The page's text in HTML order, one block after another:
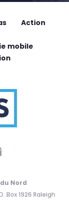
Action
mobile
Nord
Box 1926 Raleigh